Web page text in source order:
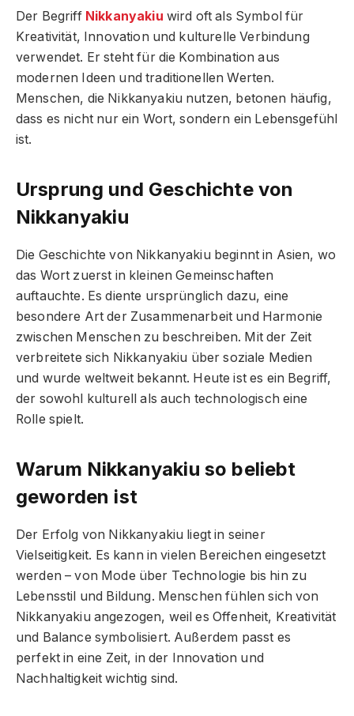
Der Begriff Nikkanyakiu wird oft als Symbol für
Kreativität, Innovation und kulturelle Verbindung
verwendet. Er steht für die Kombination aus
modernen Ideen und traditionellen Werten.
Menschen, die Nikkanyakiu nutzen, betonen häufig,
dass es nicht nur ein Wort, sondern ein Lebensgefühl
ist.
Ursprung und Geschichte von
Nikkanyakiu
Die Geschichte von Nikkanyakiu beginnt in Asien, wo
das Wort zuerst in kleinen Gemeinschaften
auftauchte. Es diente ursprünglich dazu, eine
besondere Art der Zusammenarbeit und Harmonie
zwischen Menschen zu beschreiben. Mit der Zeit
verbreitete sich Nikkanyakiu über soziale Medien
und wurde weltweit bekannt. Heute ist es ein Begriff,
der sowohl kulturell als auch technologisch eine
Rolle spielt.
Warum Nikkanyakiu so beliebt
geworden ist
Der Erfolg von Nikkanyakiu liegt in seiner
Vielseitigkeit. Es kann in vielen Bereichen eingesetzt
werden – von Mode über Technologie bis hin zu
Lebensstil und Bildung. Menschen fühlen sich von
Nikkanyakiu angezogen, weil es Offenheit, Kreativität
und Balance symbolisiert. Außerdem passt es
perfekt in eine Zeit, in der Innovation und
Nachhaltigkeit wichtig sind.